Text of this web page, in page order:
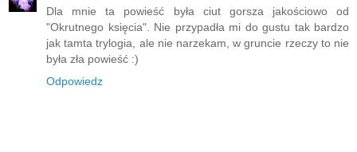
Dla mnie ta powieść była ciut gorsza jakościowo od
"Okrutnego księcia". Nie przypadła mi do gustu tak bardzo
jak tamta trylogia, ale nie narzekam, w gruncie rzeczy to nie
była zła powieść :)
Odpowiedz